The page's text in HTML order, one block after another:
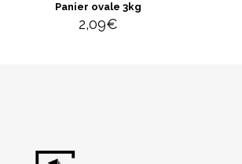
Panier ovale 3kg
2,09€